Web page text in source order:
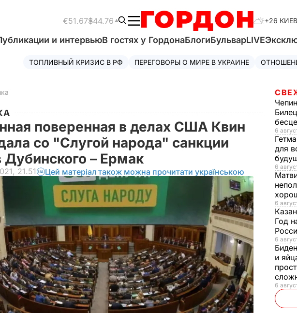
€51.67$44.76 +26 КИЕВ
и интервьюВ гостях у ГордонаБлогиБульварLIVE
ТОПЛИВНЫЙ КРИЗИС В РФ ПЕРЕГОВОРЫ О МИРЕ В УКРАИНЕ
поверенная в делах США Квин
со "Слугой народа" санкции
Дубинского – Ермак
21.51 Цей матеріал також можна прочитати українською
6
для
6
6
Год
6
и
6